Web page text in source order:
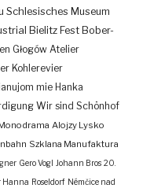
Schlesisches Museum
Bielitz Fest Bober-
Głogów Atelier
Kohlerevier
mie Hanka
Wir sind Schönhof
Alojzy Lysko
Szklana Manufaktura
Gero Vogl Johann Bros 20.
Hanna Roseldorf Némčice nad